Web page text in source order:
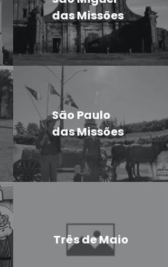
das Missões
São Paulo
das Missões
Três de Maio